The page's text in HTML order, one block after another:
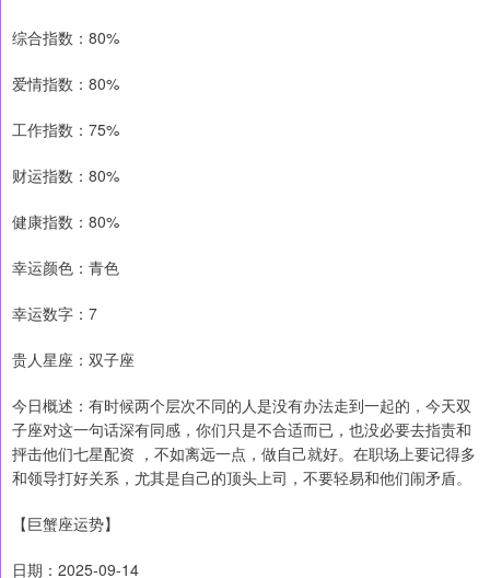
综合指数：80%
爱情指数：80%
工作指数：75%
财运指数：80%
健康指数：80%
幸运颜色：青色
幸运数字：7
贵人星座：双子座
今日概述：有时候两个层次不同的人是没有办法走到一起的，今天双
子座对这一句话深有同感，你们只是不合适而已，也没必要去指责和
抨击他们七星配资 ，不如离远一点，做自己就好。在职场上要记得多
和领导打好关系，尤其是自己的顶头上司，不要轻易和他们闹矛盾。
【巨蟹座运势】
日期：2025-09-14